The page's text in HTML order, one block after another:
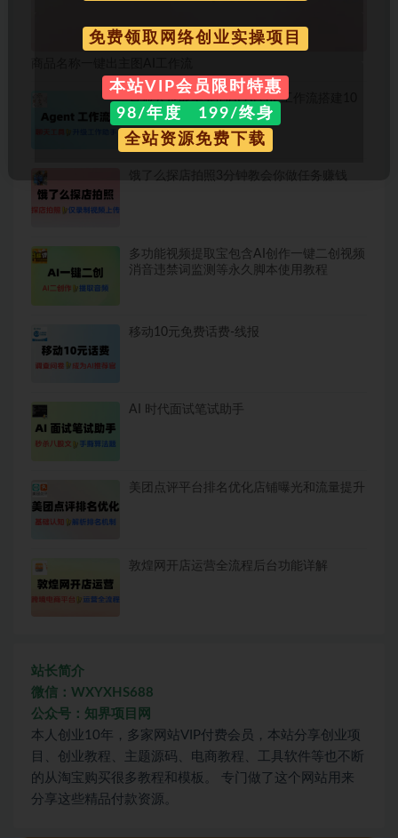
普通人也能学会的AI Agent 工作流搭建10
分钟一篇爆文
多功能视频提取宝包含AI创作一键二创视频
消音违禁词监测等永久脚本使用教程
移动10元免费话费-线报
AI 时代面试笔试助手
美团点评平台排名优化店铺曝光和流量提升
敦煌网开店运营全流程后台功能详解
站长简介
微信：WXYXHS688
公众号：知界项目网
本人创业10年，多家网站VIP付费会员，本站分享创业项
目、创业教程、主题源码、电商教程、工具软件等也不断
的从淘宝购买很多教程和模板。 专门做了这个网站用来
分享这些精品付款资源。
免费领取网络创业实操项目
本站VIP会员限时特惠
98/年度 199/终身
全站资源免费下载